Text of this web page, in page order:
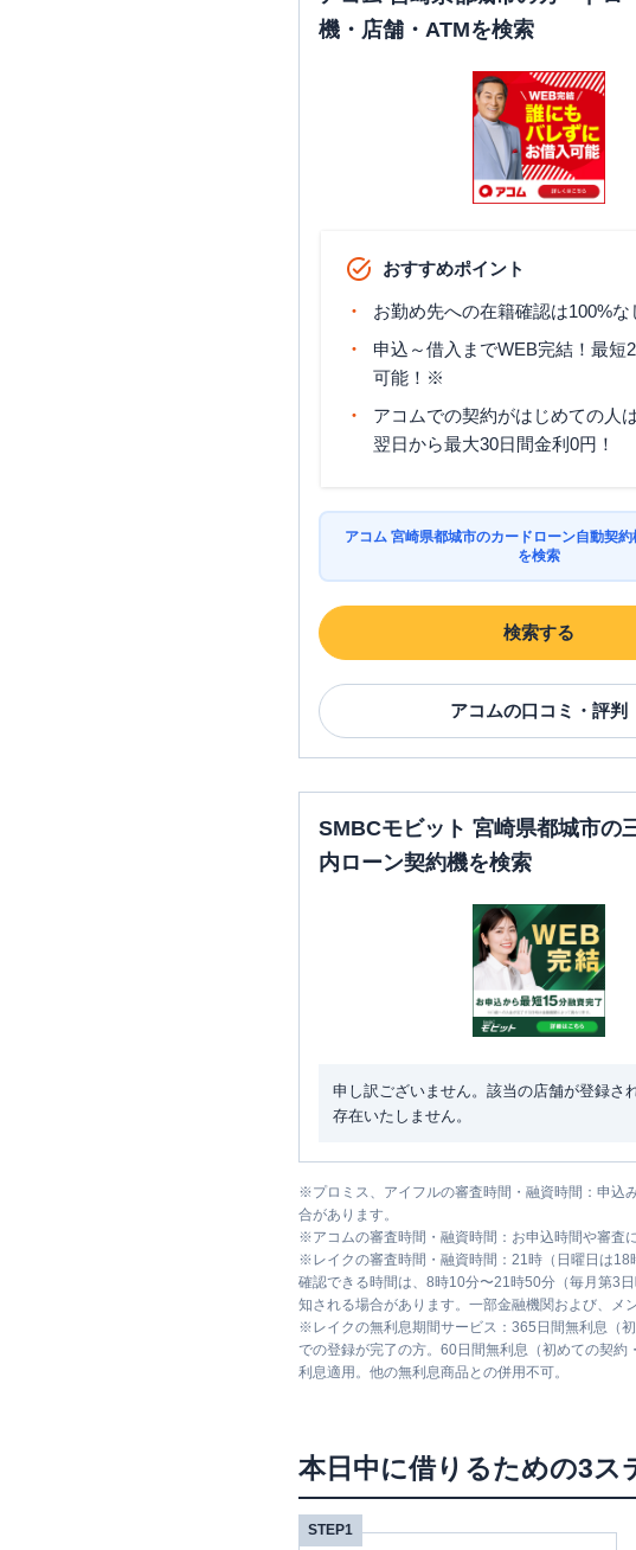
機・店舗・ATMを検索
おすすめポイント
お勤め先への在籍確認は100%な
申込～借入までWEB完結！最短
可能！※
アコムでの契約がはじめての人
翌日から最大30日間金利0円！
アコム 宮崎県都城市のカードローン自動契約
を検索
検索する
アコムの口コミ・評判
SMBCモビット 宮崎県都城市の
内ローン契約機を検索
申し訳ございません。該当の店舗が登録さ
存在いたしません。
※プロミス、アイフルの審査時間・融資時間：申
合があります。
※アコムの審査時間・融資時間：お申込時間や審査
※ レイクの審査時間・融資時間：21時（日曜日は
確認できる時間は、8時10分〜21時50分（毎月第3
知される場合があります。一部金融機関および、メ
※ レイクの無利息期間サービス：365日間無利息（
での登録が完了の方。60日間無利息（初めての契
利息適用。他の無利息商品との併用不可。
本日中に借りるための3ス
STEP1